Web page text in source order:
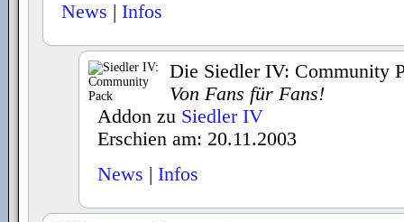
News | Infos
Die Siedler IV: Community
Von Fans für Fans!
Addon zu Siedler IV
Erschien am: 20.11.2003
News | Infos